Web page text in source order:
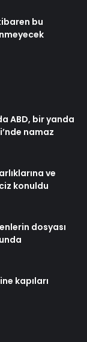
bu
ABD, bir yanda
namaz
ve
konuldu
dosyası
kapıları